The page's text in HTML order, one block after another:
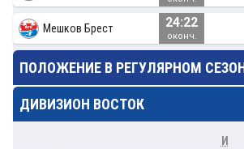
Мешков Брест 24:22
оконч.
ПОЛОЖЕНИЕ В РЕГУЛЯРНОМ
ДИВИЗИОН ВОСТОК
И